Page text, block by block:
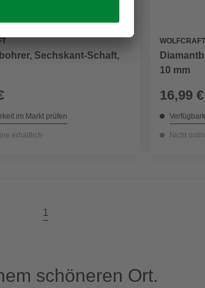
Sechskant-Schaft,
im Markt prüfen
erhältlich
WOLFCRAFT
10 mm
16,99 €
Nicht
1
schöneren Ort.